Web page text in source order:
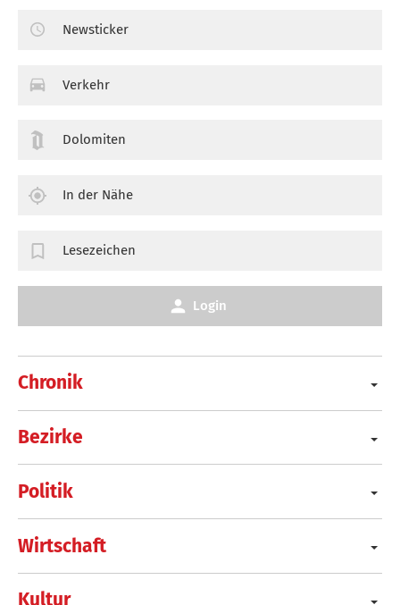
Chronik
Bezirke
Politik
Wirtschaft
Kultur
Newsticker
Verkehr
Dolomiten
In der Nähe
Lesezeichen
Login